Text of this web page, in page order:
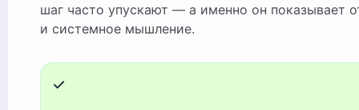
шаг часто упускают — а именно он показывает
и системное мышление.